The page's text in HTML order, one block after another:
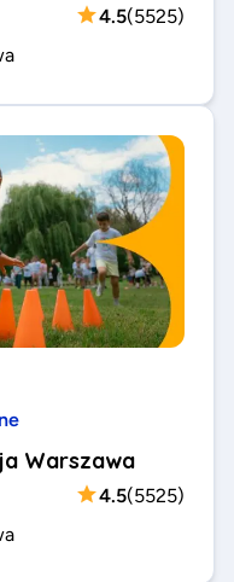
4.5(5525)
Warszawa
4.5(5525)